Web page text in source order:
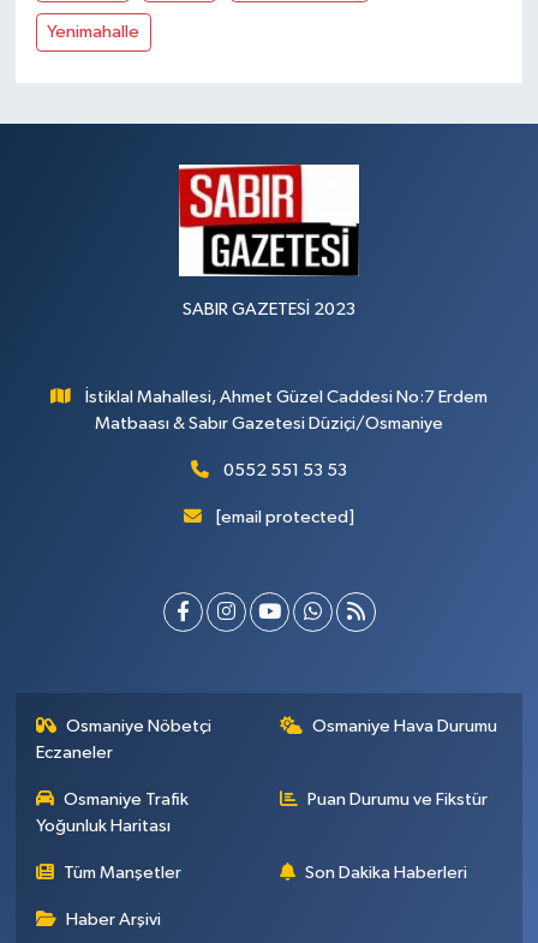
Yenimahalle
SABIR GAZETESİ 2023
İstiklal Mahallesi, Ahmet Güzel Caddesi No:7 Erdem
Matbaası & Sabır Gazetesi Düziçi/Osmaniye
0552 551 53 53
[email protected]
Osmaniye Nöbetçi
Eczaneler
Osmaniye Hava Durumu
Osmaniye Trafik
Yoğunluk Haritası
Puan Durumu ve Fikstür
Tüm Manşetler Son Dakika Haberleri
Haber Arşivi